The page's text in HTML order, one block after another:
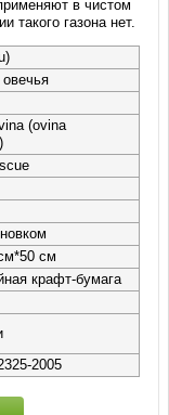
в чистом
такого газона нет.
(ovina
см
крафт-бумага
2005